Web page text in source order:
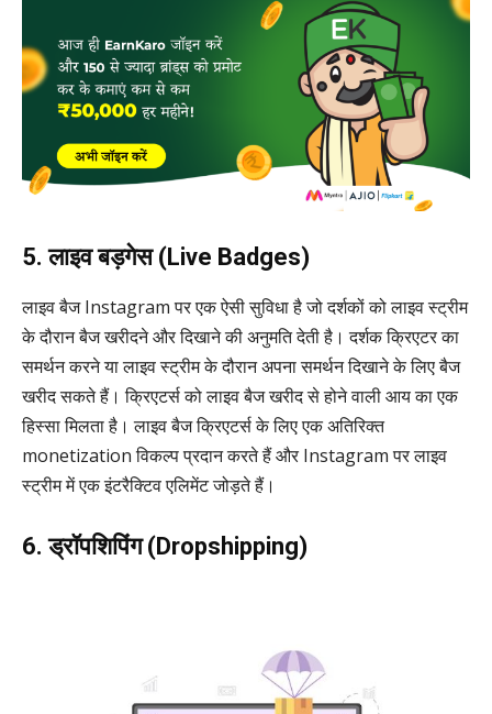
5. लाइव बड़गेस (Live Badges)
लाइव बैज Instagram पर एक ऐसी सुविधा है जो दर्शकों को लाइव स्ट्रीम
के दौरान बैज खरीदने और दिखाने की अनुमति देती है। दर्शक क्रिएटर का
समर्थन करने या लाइव स्ट्रीम के दौरान अपना समर्थन दिखाने के लिए बैज
खरीद सकते हैं। क्रिएटर्स को लाइव बैज खरीद से होने वाली आय का एक
हिस्सा मिलता है। लाइव बैज क्रिएटर्स के लिए एक अतिरिक्त
monetization विकल्प प्रदान करते हैं और Instagram पर लाइव
स्ट्रीम में एक इंटरैक्टिव एलिमेंट जोड़ते हैं।
6. ड्रॉपशिपिंग (Dropshipping)